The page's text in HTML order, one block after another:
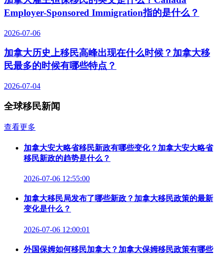
Employer-Sponsored Immigration指的是什么？
2026-07-06
加拿大历史上移民高峰出现在什么时候？加拿大移
民最多的时候有哪些特点？
2026-07-04
全球移民新闻
查看更多
加拿大安大略省移民新政有哪些变化？加拿大安大略省
移民新政的趋势是什么？
2026-07-06 12:55:00
加拿大移民局发布了哪些新政？加拿大移民政策的最新
变化是什么？
2026-07-06 12:00:01
外国保姆如何移民加拿大？加拿大保姆移民政策有哪些